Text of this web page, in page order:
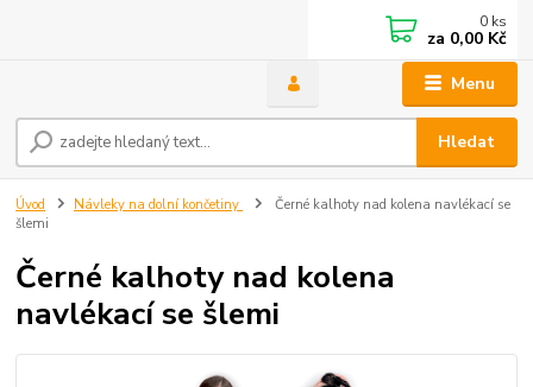
Menu
Hledat
0 ks
za 0,00 Kč
Úvod Návleky na dolní končetiny
Černé kalhoty nad kolena navlékací se
šlemi
Černé kalhoty nad kolena
navlékací se šlemi